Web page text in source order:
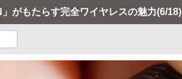
がもたらす完全ワイヤレスの魅力(6/18)